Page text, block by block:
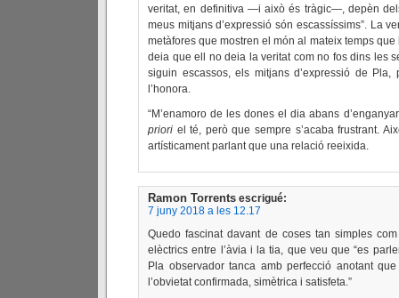
veritat, en definitiva —i això és tràgic—, depèn
meus mitjans d’expressió són escassíssims”. La
metàfores que mostren el món al mateix temps que
deia que ell no deia la veritat com no fos dins les
siguin escassos, els mitjans d’expressió de
l’honora.
“M’enamoro de les dones el dia abans
priori el té, però que sempre s’acaba frustrant.
artísticament parlant que una relació reeixida.
Ramon Torrents escrigué:
7 juny 2018 a les 12.17
Quedo fascinat davant de coses tan simples
elèctrics entre l’àvia i la tia, que veu que “es
Pla observador tanca amb perfecció anotant
l’obvietat confirmada, simètrica i satisfeta.”